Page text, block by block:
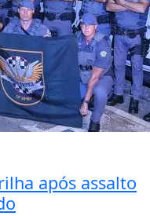
após assalto